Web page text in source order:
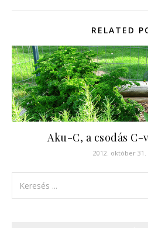
RELATED
Aku-C, a csodás
2012. október 31.